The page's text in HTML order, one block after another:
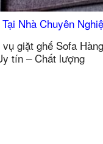
Nhà Chuyên
giặt ghế Sofa
tín – Chất lượng